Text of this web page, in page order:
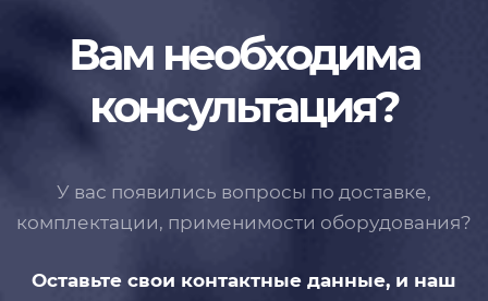
Вам необходима
консультация?
У вас появились вопросы по доставке,
комплектации, применимости оборудования?
Оставьте свои контактные данные, и наш